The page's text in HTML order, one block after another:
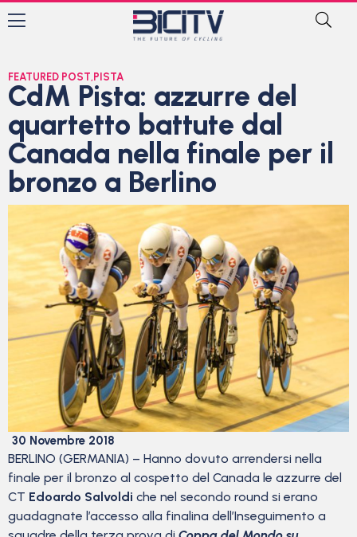
FEATURED POST, PISTA
CdM Pista: azzurre del
quartetto battute dal
Canada nella finale per il
bronzo a Berlino
30 Novembre 2018
BERLINO (GERMANIA) – Hanno dovuto arrendersi nella
finale per il bronzo al cospetto del Canada le azzurre del
CT Edoardo Salvoldi che nel secondo round si erano
guadagnate l’accesso alla finalina dell’Inseguimento a